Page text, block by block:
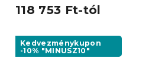
118 753 Ft-tól
Kedvezménykupon
-10% "MINUSZ10"